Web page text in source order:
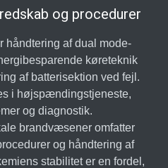
og procedurer
håndtering af dual mode-
køreteknik
af batterisektion ved fejl.
i højspændingstjeneste,
og diagnostik.
brandvæsener omfatter
og håndtering af
stabilitet er en fordel,